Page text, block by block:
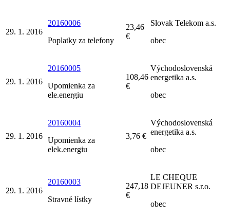
29. 1. 2016
20160006
Poplatky za telefony
23,46
€
Slovak Telekom a.s.
obec
29. 1. 2016
20160005
Upomienka za
ele.energiu
108,46
€
Východoslovenská
energetika a.s.
obec
29. 1. 2016
20160004
Upomienka za
elek.energiu
3,76 €
Východoslovenská
energetika a.s.
obec
29. 1. 2016
20160003
Stravné lístky
247,18
€
LE CHEQUE
DEJEUNER s.r.o.
obec